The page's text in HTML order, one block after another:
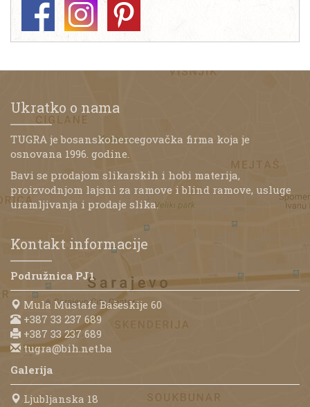
Ukratko o nama
TUGRA je bosanskohercegovačka firma koja je
osnovana 1996. godine.
Bavi se prodajom slikarskih i hobi materija,
proizvodnjom lajsni za ramove i blind ramove, usluge
uramljivanja i prodaje slika.
Kontakt informacije
Podružnica PJ1
Mula Mustafe Bašeskije 60
+387 33 237 689
+387 33 237 689
tugra@bih.net.ba
Galerija
Ljubljanska 18